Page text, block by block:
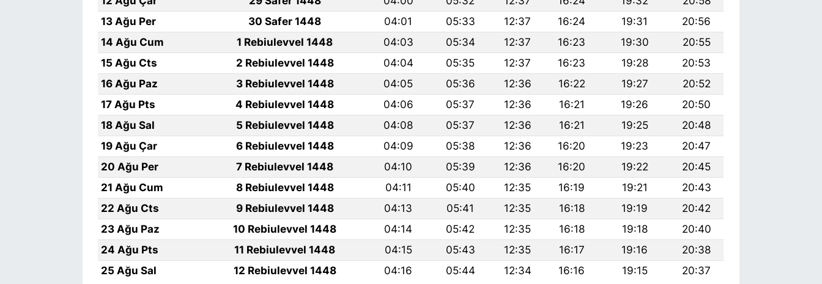
13 Ağu Per
30 Safer 1448 04:01 05:33 12:37 16:24 19:31
20:56
14 Ağu Cum
1 Rebiulevvel 1448 04:03 05:34 12:37 16:23 19:30
20:55
15 Ağu Cts
2 Rebiulevvel 1448 04:04 05:35 12:37 16:23 19:28
20:53
16 Ağu Paz
3 Rebiulevvel 1448 04:05 05:36 12:36 16:22 19:27
20:52
17 Ağu Pts
4 Rebiulevvel 1448 04:06 05:37 12:36 16:21 19:26
20:50
18 Ağu Sal
5 Rebiulevvel 1448 04:08 05:37 12:36 16:21 19:25
20:48
19 Ağu Çar
6 Rebiulevvel 1448 04:09 05:38 12:36 16:20 19:23
20:47
20 Ağu Per
7 Rebiulevvel 1448 04:10 05:39 12:36 16:20 19:22
20:45
21 Ağu Cum
8 Rebiulevvel 1448 04:11 05:40 12:35 16:19 19:21
20:43
22 Ağu Cts
9 Rebiulevvel 1448 04:13 05:41 12:35 16:18 19:19
20:42
23 Ağu Paz
10 Rebiulevvel 1448 04:14 05:42 12:35 16:18 19:18
20:40
24 Ağu Pts
11 Rebiulevvel 1448 04:15 05:43 12:35 16:17 19:16
20:38
25 Ağu Sal
12 Rebiulevvel 1448 04:16 05:44 12:34 16:16 19:15 20:37